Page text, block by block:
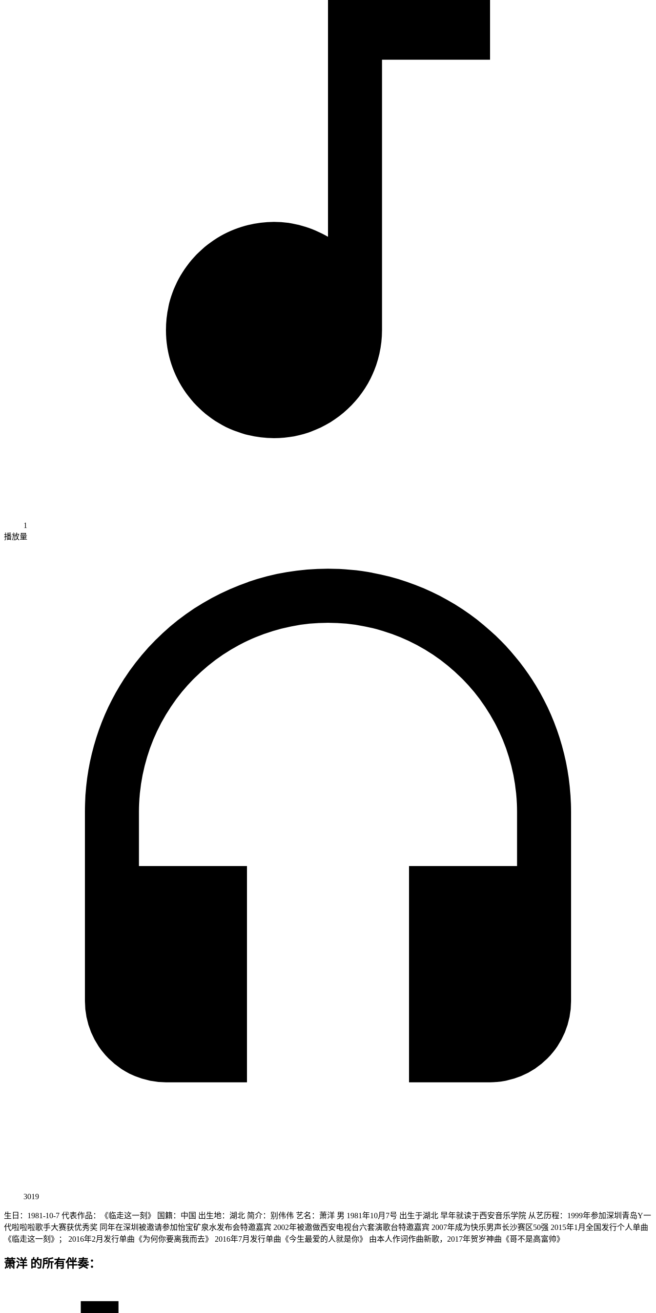
1
播放量
3019
生日：1981-10-7 代表作品：《临走这一刻》 国籍：中国 出生地：湖北 简介：别伟伟 艺名：萧洋 男 1981年10月7号 出生于湖北 早年就读于西安音乐学院 从艺历程：1999年参加深圳青岛Y一
代啦啦啦歌手大赛获优秀奖 同年在深圳被邀请参加怡宝矿泉水发布会特邀嘉宾 2002年被邀做西安电视台六套演歌台特邀嘉宾 2007年成为快乐男声长沙赛区50强 2015年1月全国发行个人单曲
《临走这一刻》； 2016年2月发行单曲《为何你要离我而去》 2016年7月发行单曲《今生最爱的人就是你》 由本人作词作曲新歌，2017年贺岁神曲《哥不是高富帅》
萧洋 的所有伴奏：